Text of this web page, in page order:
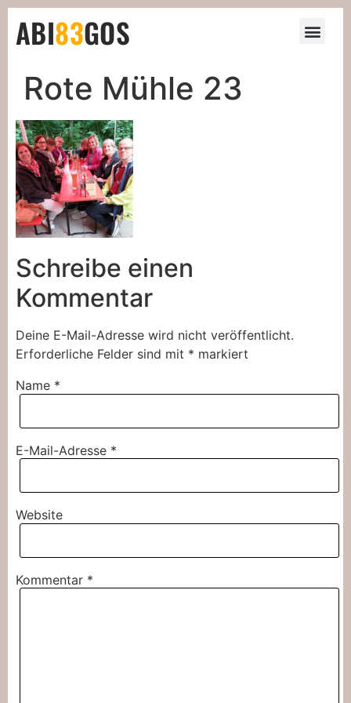
ABI83GOS
Rote Mühle 23
Schreibe einen
Kommentar
Deine E-Mail-Adresse wird nicht veröffentlicht.
Erforderliche Felder sind mit * markiert
Name *
E-Mail-Adresse *
Website
Kommentar *